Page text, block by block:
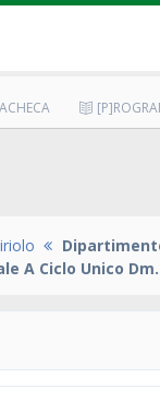
A Ciclo Unico